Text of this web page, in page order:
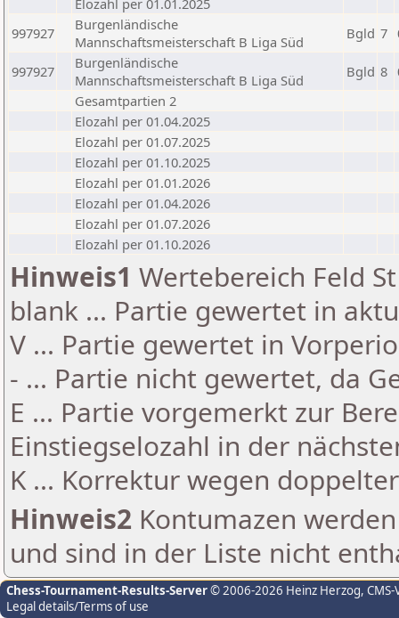
Elozahl per 01.01.2025
997927
Burgenländische
Mannschaftsmeisterschaft B Liga Süd
Bgld 7
997927
Burgenländische
Mannschaftsmeisterschaft B Liga Süd
Bgld 8
Gesamtpartien 2
Elozahl per 01.04.2025
Elozahl per 01.07.2025
Elozahl per 01.10.2025
Elozahl per 01.01.2026
Elozahl per 01.04.2026
Elozahl per 01.07.2026
Elozahl per 01.10.2026
Hinweis1 Wertebereich Feld
blank ... Partie gewertet in
V ... Partie gewertet in
- ... Partie nicht gewertet, da
E ... Partie vorgemerkt zur
Einstiegselozahl in der
K ... Korrektur wegen
Hinweis2 Kontumazen
und sind in der Liste nicht
Chess-Tournament-Results-Server© 2006-2026 Heinz Herzog,
Legal details/Terms of use